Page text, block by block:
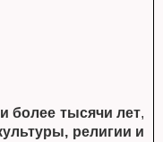
более тысячи лет,
религии и